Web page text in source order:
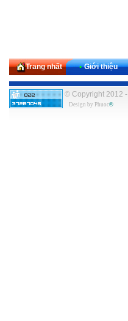
Trang nhất • Giới thiệu
© Copyright 2012 -
Design by Phuoc®